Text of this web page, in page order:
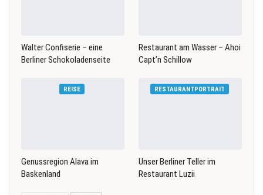
Walter Confiserie – eine
Berliner Schokoladenseite
Restaurant am Wasser – Ahoi
Capt’n Schillow
REISE
Genussregion Alava im
Baskenland
RESTAURANTPORTRAIT
Unser Berliner Teller im
Restaurant Luzii